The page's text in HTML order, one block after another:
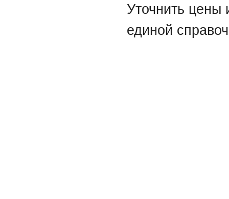
Уточнить цены
единой